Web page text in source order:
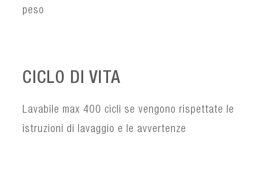
peso
CICLO DI VITA
Lavabile max 400 cicli se vengono rispettate le
istruzioni di lavaggio e le avvertenze